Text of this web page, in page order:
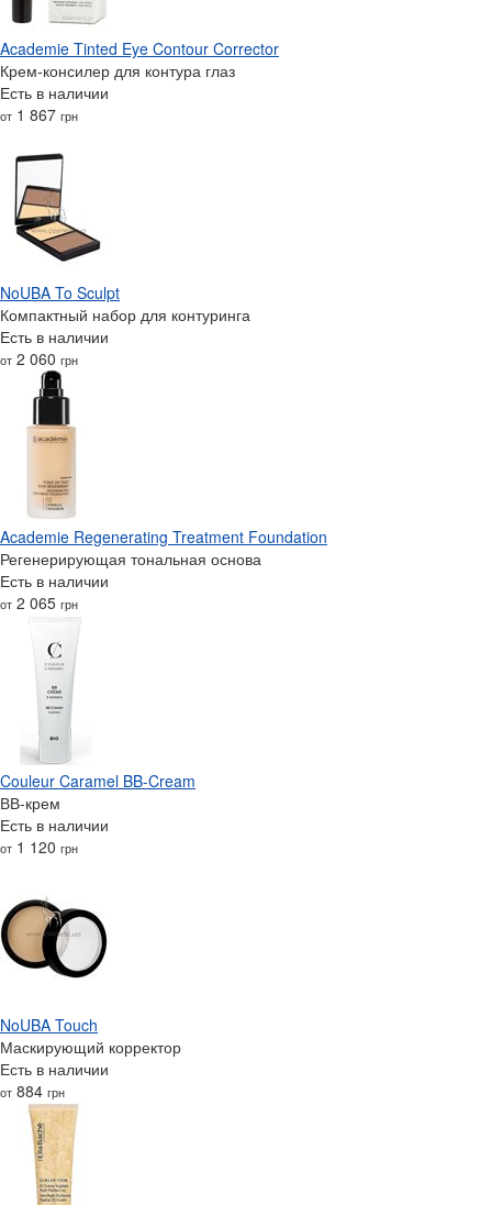
Academie Tinted Eye Contour Corrector
Крем-консилер для контура глаз
Есть в наличии
от 1 867 грн
NoUBA To Sculpt
Компактный набор для контуринга
Есть в наличии
от 2 060 грн
Academie Regenerating Treatment Foundation
Регенерирующая тональная основа
Есть в наличии
от 2 065 грн
Couleur Caramel BB-Cream
ВВ-крем
Есть в наличии
от 1 120 грн
NoUBA Touch
Маскирующий корректор
Есть в наличии
от 884 грн